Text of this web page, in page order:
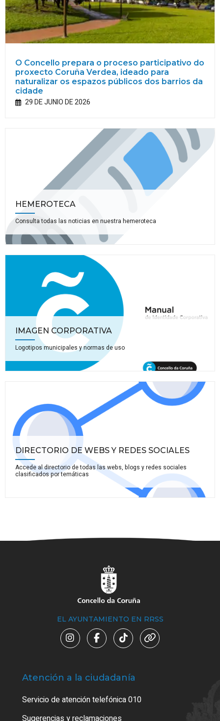
O Concello prepara o proceso participativo do
proxecto Coruña Verdea, ideado para
naturalizar os espazos públicos dos barrios da
cidade
29 DE JUNIO DE 2026
HEMEROTECA
Consulta todas las noticias en nuestra hemeroteca
IMAGEN CORPORATIVA
Logotipos municipales y normas de uso
DIRECTORIO DE WEBS Y REDES SOCIALES
Accede al directorio de todas las webs, blogs y redes sociales
clasificados por temáticas
EL AYUNTAMIENTO EN RRSS
Atención a la ciudadanía
Servicio de atención telefónica 010